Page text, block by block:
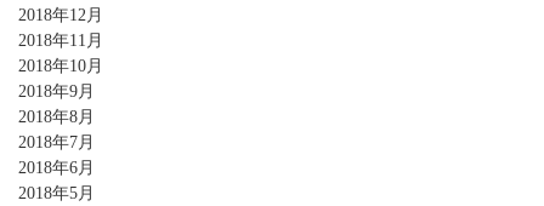
2018年12月
2018年11月
2018年10月
2018年9月
2018年8月
2018年7月
2018年6月
2018年5月